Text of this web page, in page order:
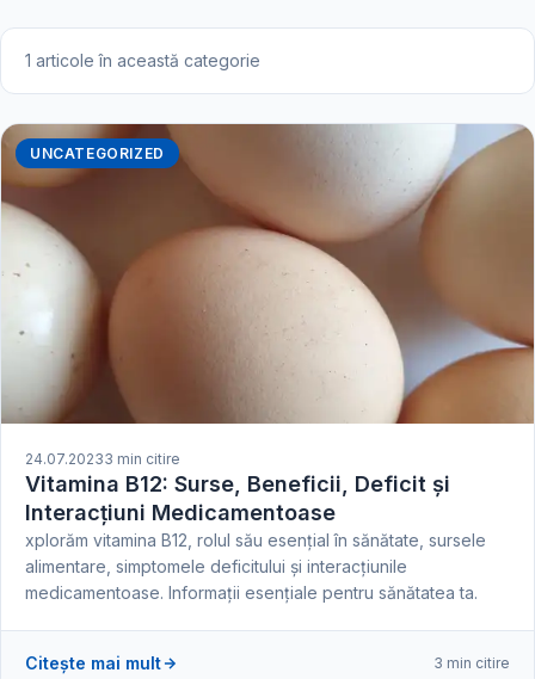
1 articole în această categorie
UNCATEGORIZED
24.07.20233 min citire
Vitamina B12: Surse, Beneficii, Deficit și
Interacțiuni Medicamentoase
xplorăm vitamina B12, rolul său esențial în sănătate, sursele
alimentare, simptomele deficitului și interacțiunile
medicamentoase. Informații esențiale pentru sănătatea ta.
Citește mai mult 3 min citire